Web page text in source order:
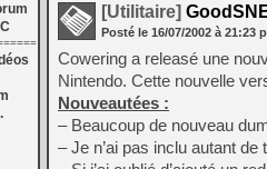
[Utilitaire]
Posté le 16/07/2002 à 21:23
Cowering a releasé une
Nintendo. Cette nouvelle
Nouveautées :
– Beaucoup de nouveau
– Je n’ai pas inclu autant